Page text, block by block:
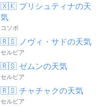
🇽🇰 プリシュティナの天
気
コソボ
🇷🇸 ノヴィ・サドの天気
セルビア
🇷🇸 ゼムンの天気
セルビア
🇷🇸 チャチャクの天気
セルビア